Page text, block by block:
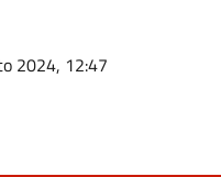
2024, 12:47